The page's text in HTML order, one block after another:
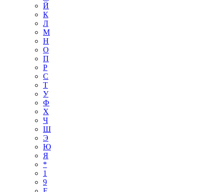
Й
К
Л
М
Н
О
П
Р
С
Т
У
Ф
Х
Ч
Ш
Э
Ю
Я
*
1
9